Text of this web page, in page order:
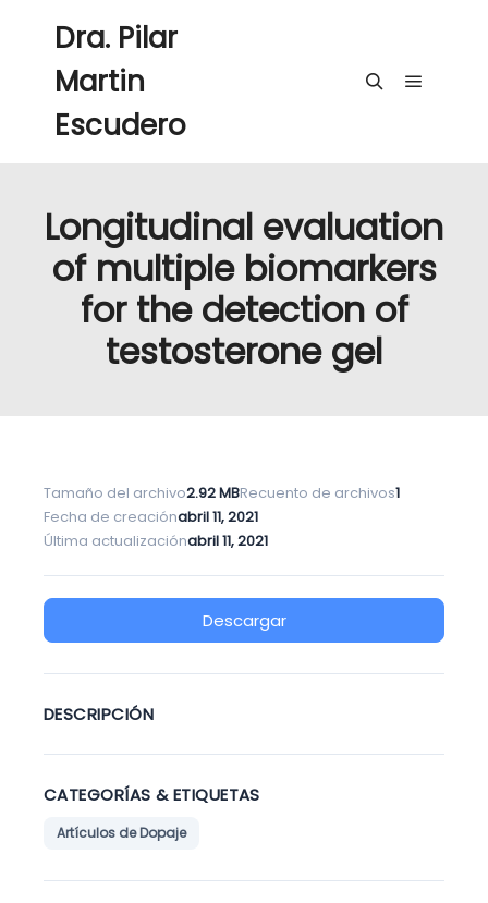
Dra. Pilar
Martin
Escudero
Longitudinal evaluation
of multiple biomarkers
for the detection of
testosterone gel
Tamaño del archivo2.92 MBRecuento de archivos1
Fecha de creaciónabril 11, 2021
Última actualizaciónabril 11, 2021
Descargar
DESCRIPCIÓN
CATEGORÍAS & ETIQUETAS
Artículos de Dopaje